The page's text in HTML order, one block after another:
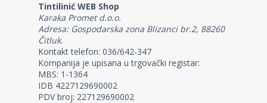
Tintilinić WEB Shop
Karaka Promet d.o.o.
Adresa: Gospodarska zona Blizanci br.2, 88260
Čitluk.
Kontakt telefon: 036/642-347
Kompanija je upisana u trgovački registar:
MBS: 1-1364
IDB 4227129690002
PDV broj: 227129690002